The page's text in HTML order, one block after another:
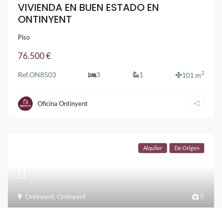
VIVIENDA EN BUEN ESTADO EN
ONTINYENT
Piso
76.500 €
Ref.ON8503 3 1 101 m2
Oficina Ontinyent
5
Ontinyent,Ontinyent
Alquiler De Origen